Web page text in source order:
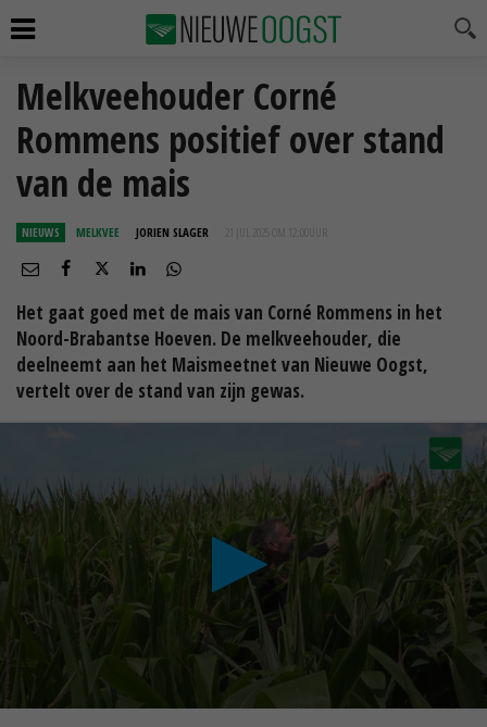
Melkveehouder Corné
Rommens positief over stand
van de mais
NIEUWS MELKVEE JORIEN SLAGER 21 JUL 2025 OM 12:00
Het gaat goed met de mais van Corné Rommens in het
Noord-Brabantse Hoeven. De melkveehouder, die
deelneemt aan het Maismeetnet van Nieuwe Oogst,
vertelt over de stand van zijn gewas.